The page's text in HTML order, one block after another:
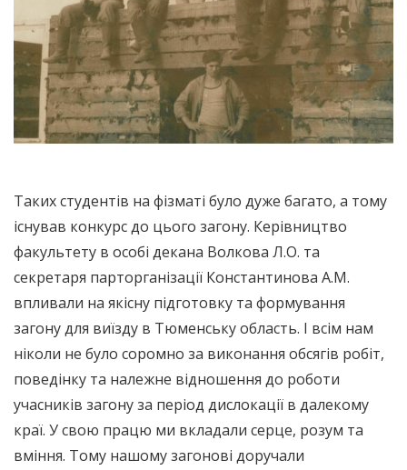
Таких студентів на фізматі було дуже багато, а тому
існував конкурс до цього загону. Керівництво
факультету в особі декана Волкова Л.О. та
секретаря парторганізації Константинова А.М.
впливали на якісну підготовку та формування
загону для виїзду в Тюменську область. І всім нам
ніколи не було соромно за виконання обсягів робіт,
поведінку та належне відношення до роботи
учасників загону за період дислокації в далекому
краї. У свою працю ми вкладали серце, розум та
вміння. Тому нашому загонові доручали